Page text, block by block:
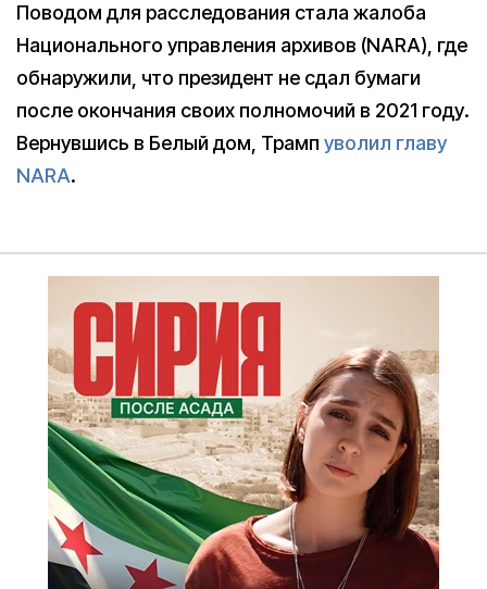
Поводом для расследования стала жалоба
Национального управления архивов (NARA), где
обнаружили, что президент не сдал бумаги
после окончания своих полномочий в 2021 году.
Вернувшись в Белый дом, Трамп уволил главу
NARA.